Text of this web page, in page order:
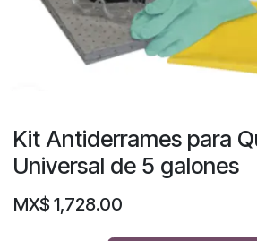
Kit Antiderrames para
Universal de 5 galones
MX$ 1,728.00